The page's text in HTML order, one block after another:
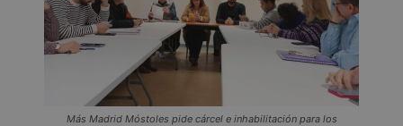
Más Madrid Móstoles pide cárcel e inhabilitación para los